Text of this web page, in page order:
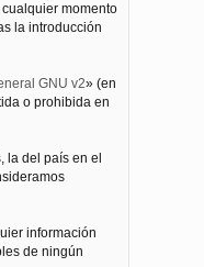
momento
la introducción
GNU v2» (en
o prohibida en
la del país en el
información
de ningún